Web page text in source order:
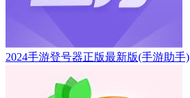
2024手游登号器正版最新版(手游助手)